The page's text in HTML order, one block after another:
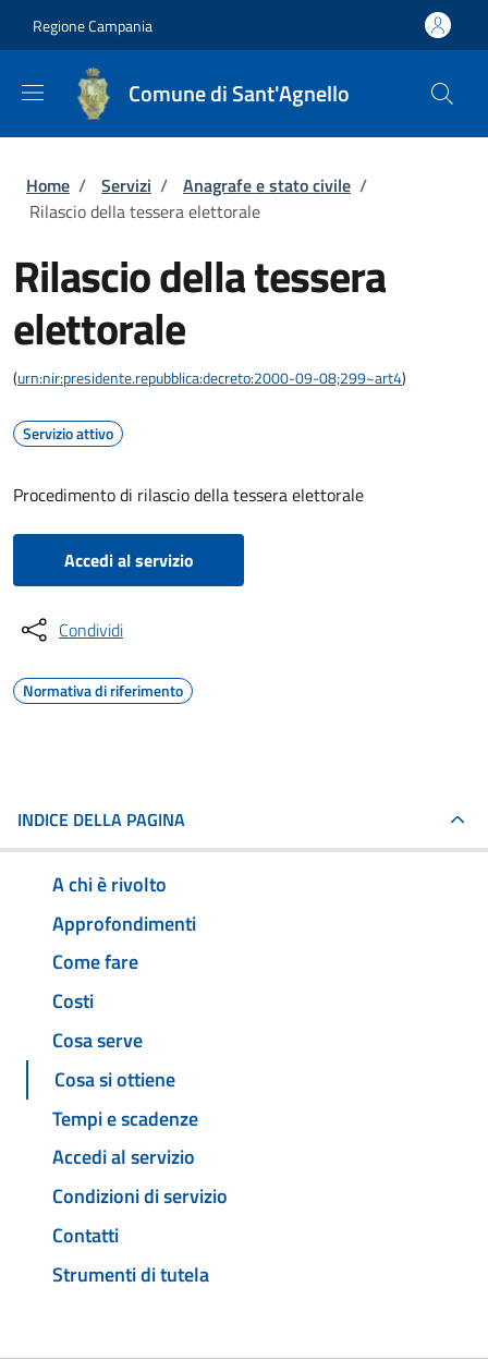
Regione Campania
Comune di Sant'Agnello
Briciole di pane
Home / Servizi / Anagrafe e stato civile /
Rilascio della tessera elettorale
Rilascio della tessera
elettorale
(urn:nir:presidente.repubblica:decreto:2000-09-08;299~art4)
Servizio attivo
Procedimento di rilascio della tessera elettorale
Accedi al servizio
Condividi
Normativa di riferimento
INDICE DELLA PAGINA
A chi è rivolto
Approfondimenti
Come fare
Costi
Cosa serve
Cosa si ottiene
Tempi e scadenze
Accedi al servizio
Condizioni di servizio
Contatti
Strumenti di tutela